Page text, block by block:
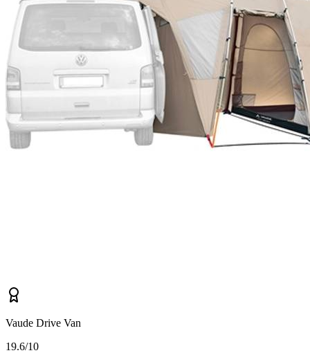
Vaude Drive Van
19.6/10